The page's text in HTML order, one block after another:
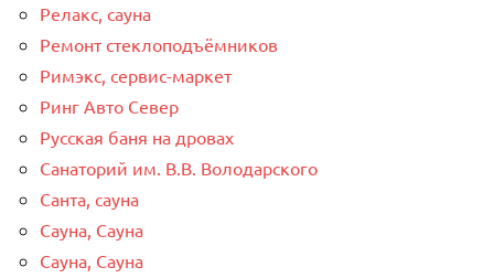
Релакс, сауна
Ремонт стеклоподъёмников
Римэкс, сервис-маркет
Ринг Авто Север
Русская баня на дровах
Санаторий им. В.В. Володарского
Санта, сауна
Сауна, Сауна
Сауна, Сауна